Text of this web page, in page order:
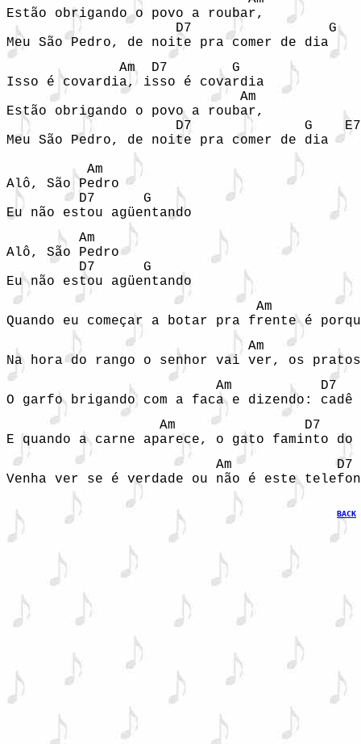
Estão obrigando o povo a roubar,
D7                 G
Meu São Pedro, de noite pra comer de dia
              Am  D7        G
Isso é covardia, isso é covardia
                             Am
Estão obrigando o povo a roubar,
                     D7              G    E7
Meu São Pedro, de noite pra comer de dia
          Am
Alô, São Pedro
         D7      G
Eu não estou agüentando
         Am
Alô, São Pedro
         D7      G
Eu não estou agüentando
Am
Quando eu começar a botar pra frente é
Am
Na hora do rango o senhor vai ver, os pratos
Am           D7
O garfo brigando com a faca e dizendo: cadê
Am                D7
E quando a carne aparece, o gato faminto do
Am             D7
BACK